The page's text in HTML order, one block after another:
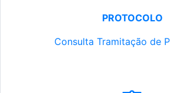
PROTOCOLO
Consulta Tramitação de